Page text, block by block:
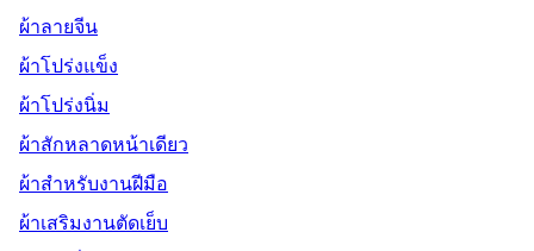
ผ้าลายจีน
ผ้าโปร่งแข็ง
ผ้าโปร่งนิ่ม
ผ้าสักหลาดหน้าเดียว
ผ้าสำหรับงานฝีมือ
ผ้าเสริมงานตัดเย็บ